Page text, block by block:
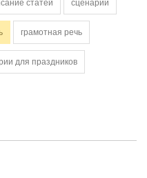
статей сценарии
грамотная речь
для праздников